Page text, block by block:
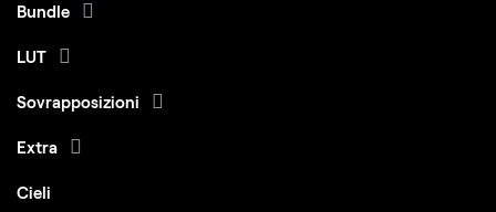
Bundle
LUT
Sovrapposizioni
Extra
Cieli